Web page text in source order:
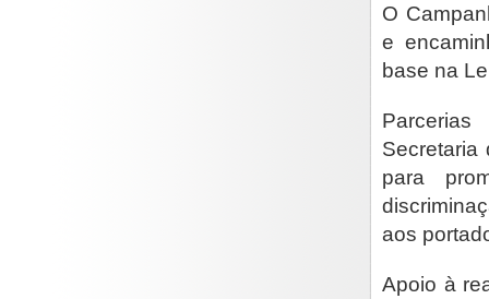
O
e
base na
para
aos
Apoio à